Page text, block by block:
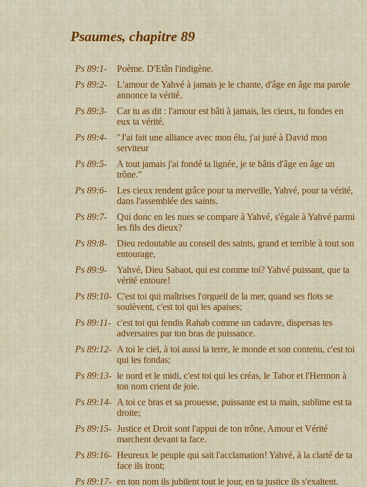
Psaumes, chapitre 89
Ps 89:1-
Poème. D'Etân l'indigène.
Ps 89:2-
L'amour de Yahvé à jamais je le chante, d'âge en âge ma parole
annonce ta vérité.
Ps 89:3-
Car tu as dit : l'amour est bâti à jamais, les cieux, tu fondes en
eux ta vérité.
Ps 89:4-
"J'ai fait une alliance avec mon élu, j'ai juré à David mon
serviteur
Ps 89:5-
A tout jamais j'ai fondé ta lignée, je te bâtis d'âge en âge un
trône."
Ps 89:6-
Les cieux rendent grâce pour ta merveille, Yahvé, pour ta vérité,
dans l'assemblée des saints.
Ps 89:7-
Qui donc en les nues se compare à Yahvé, s'égale à Yahvé parmi
les fils des dieux?
Ps 89:8-
Dieu redoutable au conseil des saints, grand et terrible à tout son
entourage,
Ps 89:9-
Yahvé, Dieu Sabaot, qui est comme toi? Yahvé puissant, que ta
vérité entoure!
Ps 89:10- C'est toi qui maîtrises l'orgueil de la mer, quand ses flots se
soulèvent, c'est toi qui les apaises;
Ps 89:11- c'est toi qui fendis Rahab comme un cadavre, dispersas tes
adversaires par ton bras de puissance.
Ps 89:12- A toi le ciel, à toi aussi la terre, le monde et son contenu, c'est toi
qui les fondas;
Ps 89:13- le nord et le midi, c'est toi qui les créas, le Tabor et l'Hermon à
ton nom crient de joie.
Ps 89:14- A toi ce bras et sa prouesse, puissante est ta main, sublime est ta
droite;
Ps 89:15- Justice et Droit sont l'appui de ton trône, Amour et Vérité
marchent devant ta face.
Ps 89:16- Heureux le peuple qui sait l'acclamation! Yahvé, à la clarté de ta
face ils iront;
Ps 89:17- en ton nom ils jubilent tout le jour, en ta justice ils s'exaltent.